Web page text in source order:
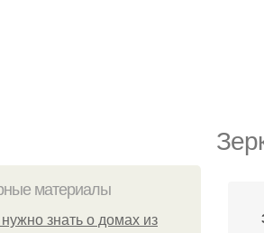
материалы
нужно знать о домах из